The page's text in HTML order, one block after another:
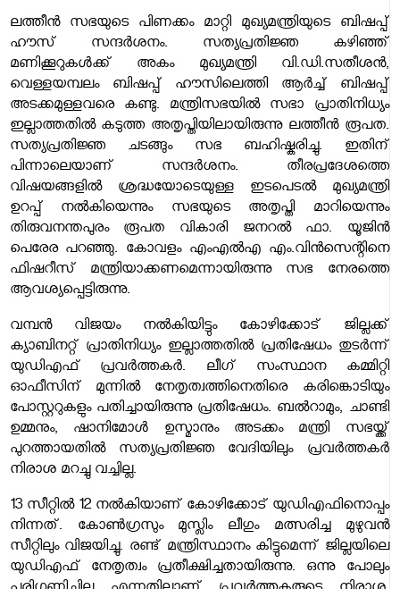
ലത്തീൻ സഭയുടെ പിണക്കം മാറ്റി മുഖ്യമന്ത്രിയുടെ ബിഷപ്പ്
ഹൗസ് സന്ദർശനം. സത്യപ്രതിജ്ഞ കഴിഞ്ഞ്
മണിക്കൂറുകൾക്ക് അകം മുഖ്യമന്ത്രി വി.ഡി.സതീശൻ,
വെള്ളയമ്പലം ബിഷപ്പ് ഹൗസിലെത്തി ആർച്ച് ബിഷപ്പ്
അടക്കമുള്ളവരെ കണ്ടു. മന്ത്രിസഭയിൽ സഭാ പ്രാതിനിധ്യം
ഇല്ലാത്തതിൽ കടുത്ത അതൃപ്തിയിലായിരുന്നു ലത്തീൻ രൂപത.
സത്യപ്രതിജ്ഞ ചടങ്ങും സഭ ബഹിഷ്കരിച്ചു. ഇതിന്
പിന്നാലെയാണ് സന്ദർശനം. തീരപ്രദേശത്തെ
വിഷയങ്ങളിൽ ശ്രദ്ധയോടെയുള്ള ഇടപെടൽ മുഖ്യമന്ത്രി
ഉറപ്പ് നൽകിയെന്നും സഭയുടെ അതൃപ്തി മാറിയെന്നും
തിരുവനന്തപുരം രൂപത വികാരി ജനറൽ ഫാ. യൂജിൻ
പെരേര പറഞ്ഞു. കോവളം എംഎൽഎ എം.വിൻസെന്റിനെ
ഫിഷറീസ് മന്ത്രിയാക്കണമെന്നായിരുന്നു സഭ നേരത്തെ
ആവശ്യപ്പെട്ടിരുന്നു.
വമ്പൻ വിജയം നൽകിയിട്ടും കോഴിക്കോട് ജില്ലക്ക്
ക്യാബിനറ്റ് പ്രാതിനിധ്യം ഇല്ലാത്തതിൽ പ്രതിഷേധം തുടർന്ന്
യുഡിഎഫ് പ്രവർത്തകർ. ലീഗ് സംസ്ഥാന കമ്മിറ്റി
ഓഫീസിന് മുന്നിൽ നേതൃത്വത്തിനെതിരെ കരിങ്കൊടിയും
പോസ്റ്ററുകളും പതിച്ചായിരുന്നു പ്രതിഷേധം. ബൽറാമും, ചാണ്ടി
ഉമ്മനും, ഷാനിമോൾ ഉസ്മാനും അടക്കം മന്ത്രി സഭയ്ക്ക്
പുറത്തായതിൽ സത്യപ്രതിജ്ഞ വേദിയിലും പ്രവർത്തകർ
നിരാശ മറച്ചു വച്ചില്ല.
13 സീറ്റിൽ 12 നൽകിയാണ് കോഴിക്കോട് യുഡിഎഫിനൊപ്പം
നിന്നത്. കോൺഗ്രസും മുസ്ലിം ലീഗും മത്സരിച്ച മുഴുവൻ
സീറ്റിലും വിജയിച്ചു. രണ്ട് മന്ത്രിസ്ഥാനം കിട്ടുമെന്ന് ജില്ലയിലെ
യുഡിഎഫ് നേതൃത്വം പ്രതീക്ഷിച്ചതായിരുന്നു. ഒന്നു പോലും